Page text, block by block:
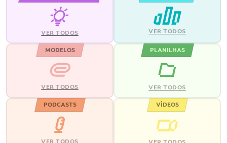
VER TODOS VER TODOS
MODELOS
VER TODOS
PLANILHAS
VER TODOS
PODCASTS VÍDEOS